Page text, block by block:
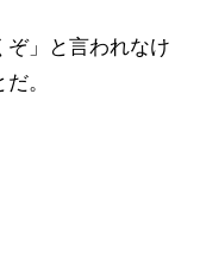
」と言われなけ
。